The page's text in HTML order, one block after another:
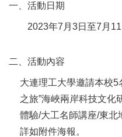
一、活動日期
2023年7月3日至7月11
二、活動內容
大連理工大學邀請本校5
之旅”海峽兩岸科技文化
體驗/大工名師講座/東北
詳如附件海報。